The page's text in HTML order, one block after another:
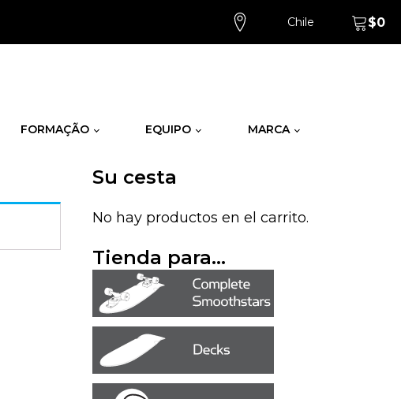
Chile $0
FORMAÇÃO EQUIPO MARCA
Su cesta
No hay productos en el carrito.
Tienda para...